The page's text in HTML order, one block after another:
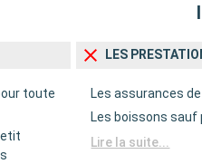
toute
LES
Les assurances
Les boissons sauf
Lire la suite...